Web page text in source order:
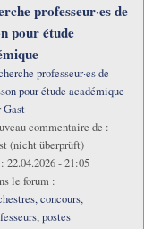
professeur·es de
pour étude
professeur·es de
pour étude académique
Gast
commentaire de :
(nicht überprüft)
22.04.2026 - 21:05
le forum :
concours,
postes